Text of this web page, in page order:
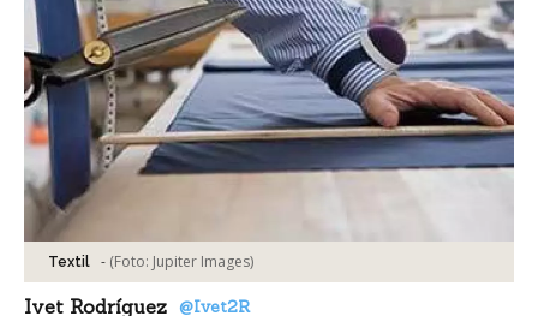
Textil - (Foto: Jupiter Images)
Ivet Rodríguez @Ivet2R